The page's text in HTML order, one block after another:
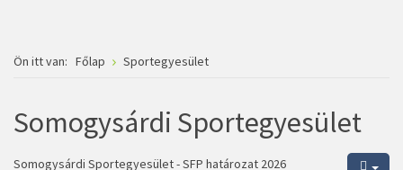
Ön itt van: Főlap Sportegyesület
Somogysárdi Sportegyesület
Somogysárdi Sportegyesület - SFP határozat 2026